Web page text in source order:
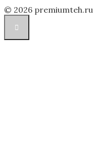
© 2026 premiumteh.ru